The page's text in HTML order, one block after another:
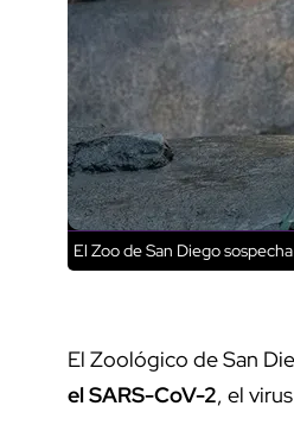
El Zoo de San Diego
El Zoológico de San
el SARS-CoV-2, el